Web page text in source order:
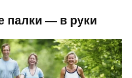
палки — в руки